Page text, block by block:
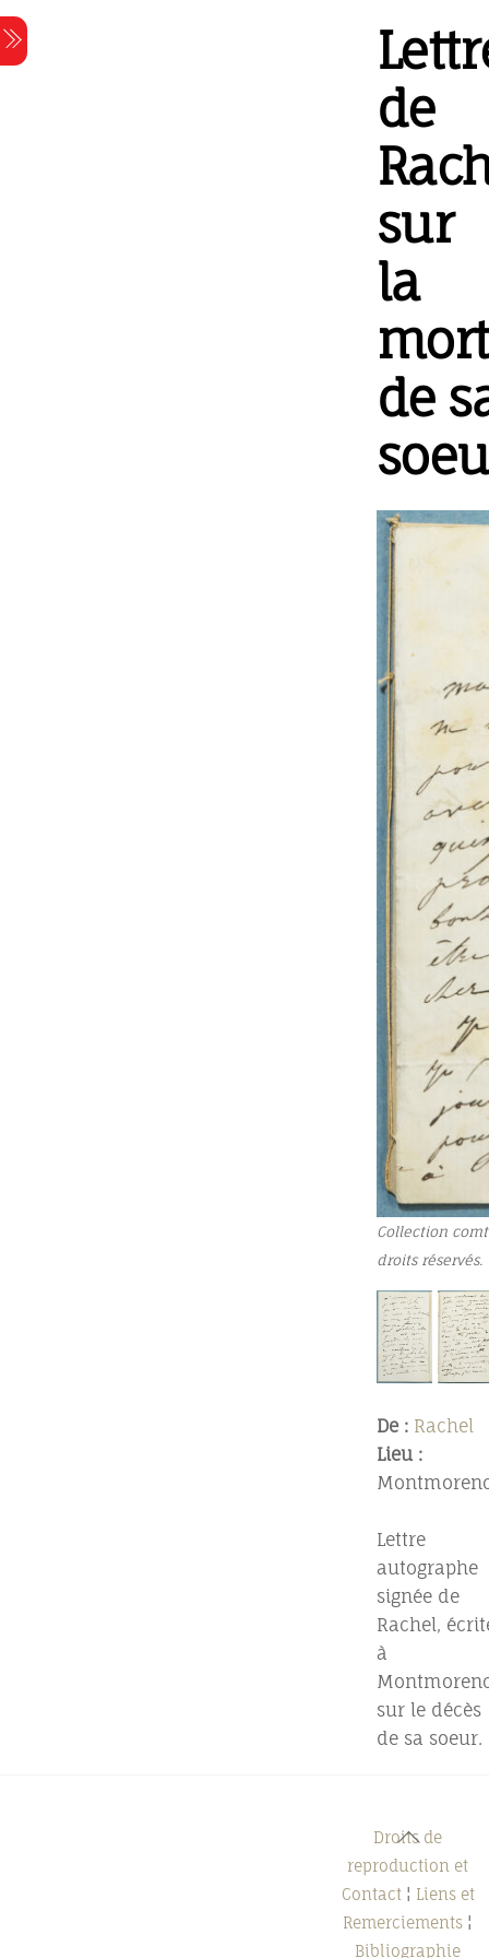
Skip
to
content
de
sur
la
mort
de
Collection
droits réservés.
De : Rachel
Lieu :
Lettre
autographe
signée de
Rachel,
à
sur le décès
de sa soeur.
Back
To
Top
Droits de
reproduction et
Contact¦ Liens et
Remerciements ¦
Bibliographie